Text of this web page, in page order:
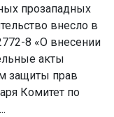
прозападных
внесло в
8 «О внесении
акты
защиты прав
Комитет по